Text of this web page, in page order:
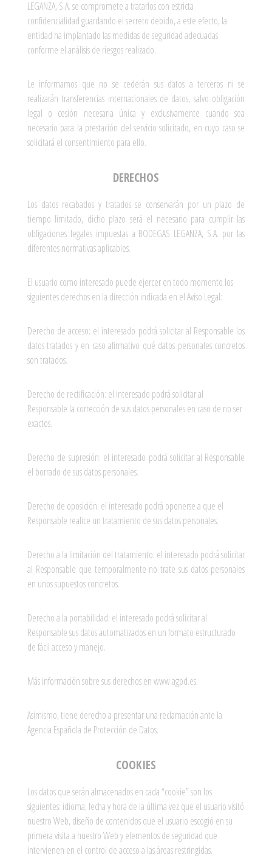
LEGANZA, S.A. se compromete a tratarlos con estricta
confidencialidad guardando el secreto debido, a este efecto, la
entidad ha implantado las medidas de seguridad adecuadas
conforme el análisis de riesgos realizado.
Le informamos que no se cederán sus datos a terceros ni se
realizarán transferencias internacionales de datos, salvo obligación
legal o cesión necesaria única y exclusivamente cuando sea
necesario para la prestación del servicio solicitado, en cuyo caso se
solicitará el consentimiento para ello.
DERECHOS
Los datos recabados y tratados se conservarán por un plazo de
tiempo limitado, dicho plazo será el necesario para cumplir las
obligaciones legales impuestas a BODEGAS LEGANZA, S.A. por las
diferentes normativas aplicables.
El usuario como interesado puede ejercer en todo momento los
siguientes derechos en la dirección indicada en el Aviso Legal:
Derecho de acceso: el interesado podrá solicitar al Responsable los
datos tratados y en caso afirmativo qué datos personales concretos
son tratados.
Derecho de rectificación: el interesado podrá solicitar al
Responsable la corrección de sus datos personales en caso de no ser
exactos.
Derecho de supresión: el interesado podrá solicitar al Responsable
el borrado de sus datos personales.
Derecho de oposición: el interesado podrá oponerse a que el
Responsable realice un tratamiento de sus datos personales.
Derecho a la limitación del tratamiento: el interesado podrá solicitar
al Responsable que temporalmente no trate sus datos personales
en unos supuestos concretos.
Derecho a la portabilidad: el interesado podrá solicitar al
Responsable sus datos automatizados en un formato estructurado
de fácil acceso y manejo.
Más información sobre sus derechos en www.agpd.es.
Asimismo, tiene derecho a presentar una reclamación ante la
Agencia Española de Protección de Datos.
COOKIES
Los datos que serán almacenados en cada “cookie” son los
siguientes: idioma, fecha y hora de la última vez que el usuario visitó
nuestro Web, diseño de contenidos que el usuario escogió en su
primera visita a nuestro Web y elementos de seguridad que
intervienen en el control de acceso a las áreas restringidas.